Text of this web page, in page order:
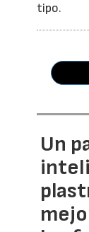
tipo.
Un